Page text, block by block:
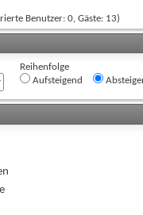
Benutzer: 0, Gäste: 13)
Reihenfolge
Aufsteigend